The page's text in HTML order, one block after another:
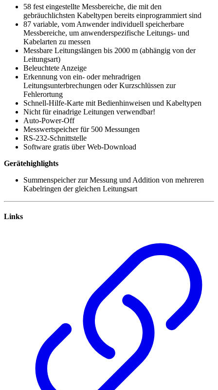
58 fest eingestellte Messbereiche, die mit den
gebräuchlichsten Kabeltypen bereits einprogrammiert sind
87 variable, vom Anwender individuell speicherbare
Messbereiche, um anwenderspezifische Leitungs- und
Kabelarten zu messen
Messbare Leitungslängen bis 2000 m (abhängig von der
Leitungsart)
Beleuchtete Anzeige
Erkennung von ein- oder mehradrigen
Leitungsunterbrechungen oder Kurzschlüssen zur
Fehlerortung
Schnell-Hilfe-Karte mit Bedienhinweisen und Kabeltypen
Nicht für einadrige Leitungen verwendbar!
Auto-Power-Off
Messwertspeicher für 500 Messungen
RS-232-Schnittstelle
Software gratis über Web-Download
Gerätehighlights
Summenspeicher zur Messung und Addition von mehreren
Kabelringen der gleichen Leitungsart
Links